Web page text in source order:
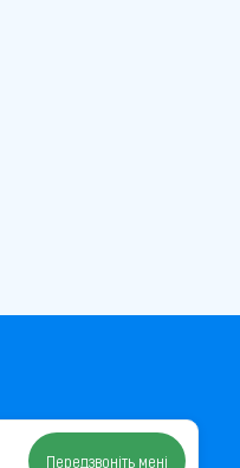
Передзвоніть мені